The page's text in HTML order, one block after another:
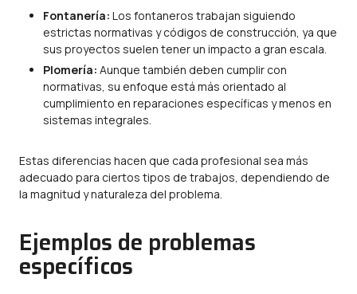
Fontanería: Los fontaneros trabajan siguiendo
estrictas normativas y códigos de construcción, ya que
sus proyectos suelen tener un impacto a gran escala.
Plomería: Aunque también deben cumplir con
normativas, su enfoque está más orientado al
cumplimiento en reparaciones específicas y menos en
sistemas integrales.
Estas diferencias hacen que cada profesional sea más
adecuado para ciertos tipos de trabajos, dependiendo de
la magnitud y naturaleza del problema.
Ejemplos de problemas
específicos